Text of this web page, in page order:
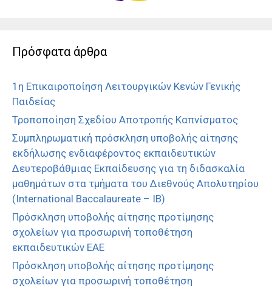
Πρόσφατα άρθρα
1η Επικαιροποίηση Λειτουργικών Κενών Γενικής
Παιδείας
Τροποποίηση Σχεδίου Αποτροπής Καπνίσματος
Συμπληρωματική πρόσκληση υποβολής αίτησης
εκδήλωσης ενδιαφέροντος εκπαιδευτικών
Δευτεροβάθμιας Εκπαίδευσης για τη διδασκαλία
μαθημάτων στα τμήματα του Διεθνούς Απολυτηρίου
(International Baccalaureate – IB)
Πρόσκληση υποβολής αίτησης προτίμησης
σχολείων για προσωρινή τοποθέτηση
εκπαιδευτικών ΕΑΕ
Πρόσκληση υποβολής αίτησης προτίμησης
σχολείων για προσωρινή τοποθέτηση